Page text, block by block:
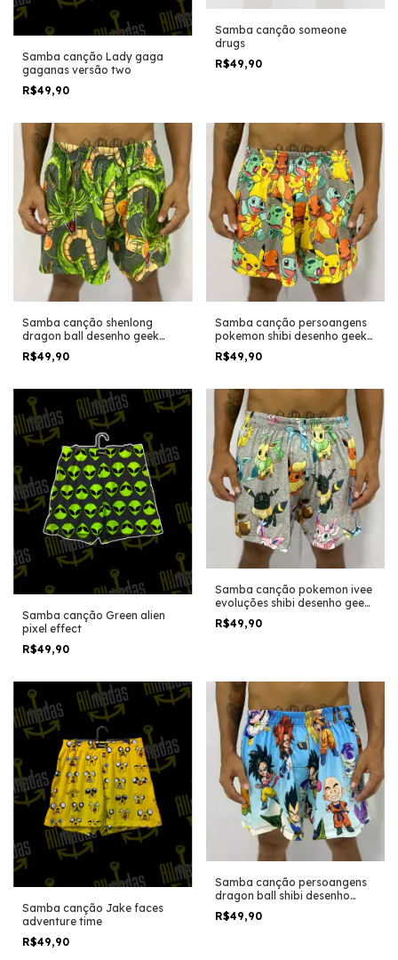
Samba canção Lady gaga
gaganas versão two
R$49,90
Samba canção someone
drugs
R$49,90
Samba canção shenlong
dragon ball desenho geek
anime
R$49,90
Samba canção persoangens
pokemon shibi desenho geek
anime
R$49,90
Samba canção Green alien
pixel effect
R$49,90
Samba canção pokemon ivee
evoluções shibi desenho geek
anime
R$49,90
Samba canção Jake faces
adventure time
R$49,90
Samba canção persoangens
dragon ball shibi desenho
geek anime
R$49,90